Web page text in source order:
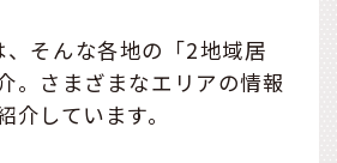
そんな各地の「2地域居
。さまざまなエリアの情報
しています。